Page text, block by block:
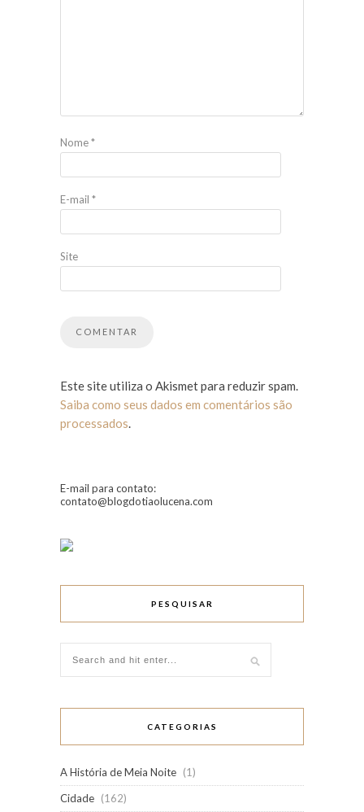
Nome*
E-mail *
Site
Este site utiliza o Akismet para reduzir spam.
Saiba como seus dados em comentários são
processados.
E-mail para contato:
contato@blogdotiaolucena.com
PESQUISAR
CATEGORIAS
A História de Meia Noite (1)
Cidade (162)